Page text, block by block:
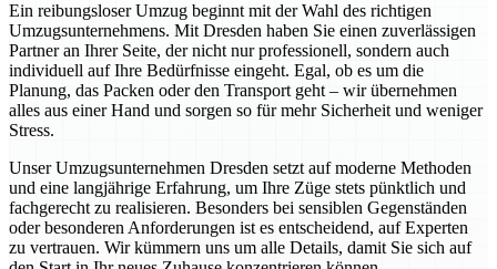
Ein reibungsloser Umzug beginnt mit der Wahl des richtigen
Umzugsunternehmens. Mit Dresden haben Sie einen zuverlässigen
Partner an Ihrer Seite, der nicht nur professionell, sondern auch
individuell auf Ihre Bedürfnisse eingeht. Egal, ob es um die
Planung, das Packen oder den Transport geht – wir übernehmen
alles aus einer Hand und sorgen so für mehr Sicherheit und weniger
Stress.
Unser Umzugsunternehmen Dresden setzt auf moderne Methoden
und eine langjährige Erfahrung, um Ihre Züge stets pünktlich und
fachgerecht zu realisieren. Besonders bei sensiblen Gegenständen
oder besonderen Anforderungen ist es entscheidend, auf Experten
zu vertrauen. Wir kümmern uns um alle Details, damit Sie sich auf